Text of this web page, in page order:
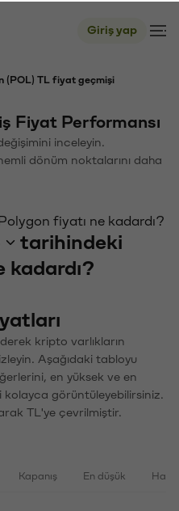
Giriş yap
(POL) TL fiyat geçmişi
Fiyat Performansı
inceleyin.
dönüm noktalarını daha
fiyatı ne kadardı?
tarihindeki
kadardı?
kripto varlıkların
Aşağıdaki tabloyu
en yüksek ve en
kolayca görüntüleyebilirsiniz.
TL'ye çevrilmiştir.
Kapanış En düşük